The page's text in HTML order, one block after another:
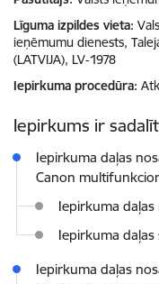
Līguma izpildes vieta
ieņēmumu dienests,
(LATVIJA), LV-1978
Iepirkuma procedūra
Iepirkums ir
Iepirkuma daļas
Canon
Iepirkuma
Iepirkuma
Iepirkuma daļas